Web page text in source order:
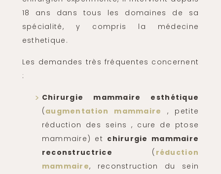
18 ans dans tous les domaines de sa
spécialité, y compris la médecine
esthetique.
Les demandes très fréquentes concernent
:
Chirurgie mammaire esthétique
( augmentation mammaire
, petite
réduction des seins , cure de ptose
mammaire) et chirurgie mammaire
reconstructrice ( réduction
mammaire, reconstruction du sein